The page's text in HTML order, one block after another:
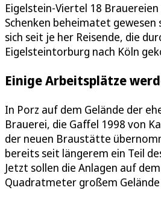
Eigelstein-Viertel 18
Schenken beheimatet
sich seit je her Reisende, die
Eigelsteintorburg nach Köln
Einige Arbeitsplätze
In Porz auf dem Gelände der
Brauerei, die Gaffel 1998 von
der neuen Braustätte
bereits seit längerem ein Teil
Jetzt sollen die Anlagen auf
Quadratmeter großem